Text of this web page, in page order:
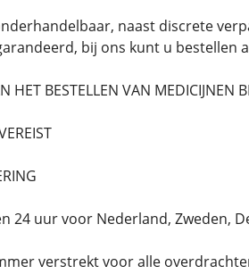
naast discrete
bij ons kunt u bestellen
HET BESTELLEN VAN MEDICIJNEN
24 uur voor Nederland, Zweden,
verstrekt voor alle